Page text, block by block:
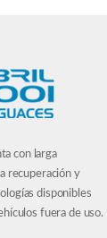
con larga
recuperación y
disponibles
fuera de uso.